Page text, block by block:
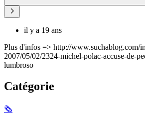
il y a 19 ans
Plus d'infos => http://www.suchablog.com/
2007/05/02/2324-michel-polac-accuse-de-
lumbroso
Catégorie
🗞